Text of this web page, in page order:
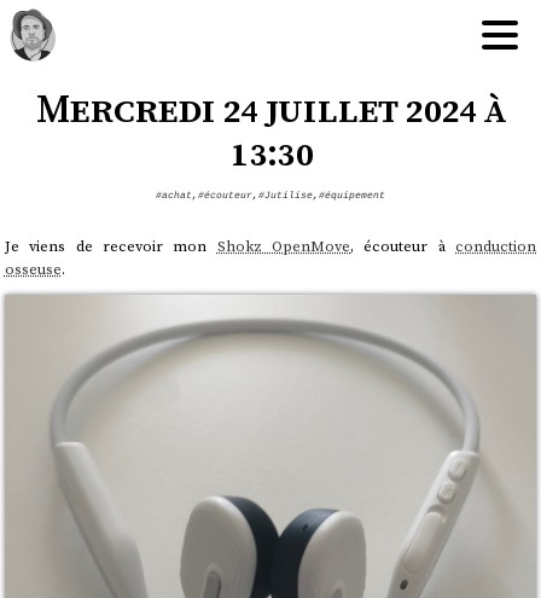
Mercredi 24 juillet 2024 à
13:30
#achat, #écouteur, #Jutilise, #équipement
Je viens de recevoir mon Shokz OpenMove, écouteur àconduction
osseuse.